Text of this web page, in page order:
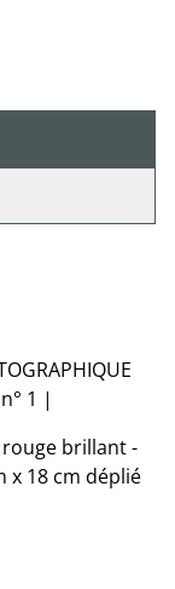
1 |
brillant -
x 18 cm déplié